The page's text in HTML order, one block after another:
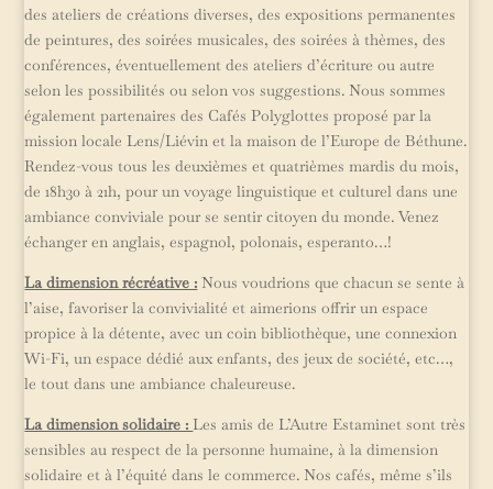
des ateliers de créations diverses, des expositions permanentes
de peintures, des soirées musicales, des soirées à thèmes, des
conférences, éventuellement des ateliers d’écriture ou autre
selon les possibilités ou selon vos suggestions. Nous sommes
également partenaires des Cafés Polyglottes proposé par la
mission locale Lens/Liévin et la maison de l’Europe de Béthune.
Rendez-vous tous les deuxièmes et quatrièmes mardis du mois,
de 18h30 à 21h, pour un voyage linguistique et culturel dans une
ambiance conviviale pour se sentir citoyen du monde. Venez
échanger en anglais, espagnol, polonais, esperanto…!
La dimension récréative : Nous voudrions que chacun se sente à
l’aise, favoriser la convivialité et aimerions offrir un espace
propice à la détente, avec un coin bibliothèque, une connexion
Wi-Fi, un espace dédié aux enfants, des jeux de société, etc…,
le tout dans une ambiance chaleureuse.
La dimension solidaire :Les amis de L’Autre Estaminet sont très
sensibles au respect de la personne humaine, à la dimension
solidaire et à l’équité dans le commerce. Nos cafés, même s’ils